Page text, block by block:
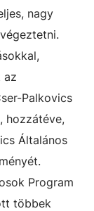
nagy
az
Palkovics
hozzátéve,
Általános
Program
többek